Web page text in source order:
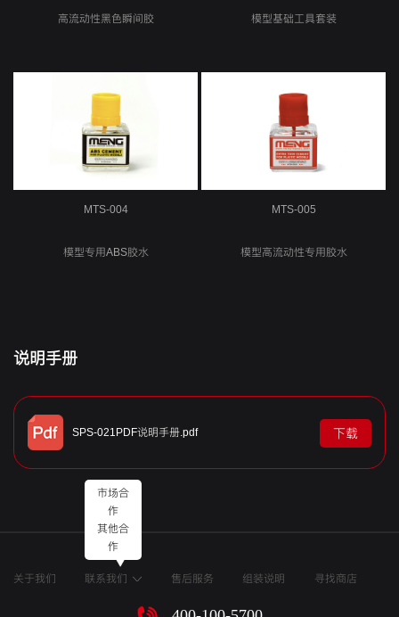
高流动性黑色瞬间胶 模型基础工具套装
MTS-004
模型专用ABS胶水
MTS-005
模型高流动性专用胶水
说明手册
下载
SPS-021PDF说明手册.pdf
关于我们 联系我们
市场合
作
其他合
作
售后服务 组装说明 寻找商店